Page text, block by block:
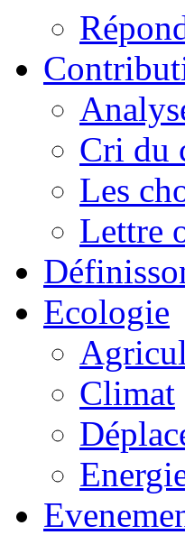
Cri du
Les
Lettre
Ecologie
Climat